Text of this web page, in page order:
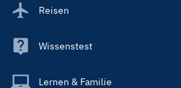
Reisen
Wissenstest
Lernen & Familie